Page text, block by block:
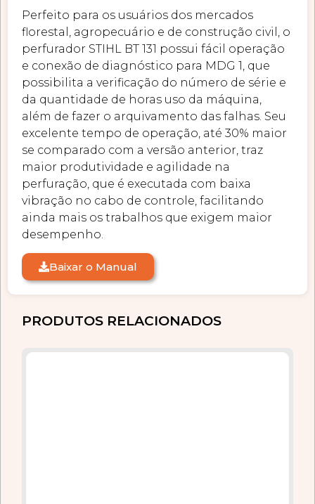
Perfeito para os usuários dos mercados
florestal, agropecuário e de construção civil, o
perfurador STIHL BT 131 possui fácil operação
e conexão de diagnóstico para MDG 1, que
possibilita a verificação do número de série e
da quantidade de horas uso da máquina,
além de fazer o arquivamento das falhas. Seu
excelente tempo de operação, até 30% maior
se comparado com a versão anterior, traz
maior produtividade e agilidade na
perfuração, que é executada com baixa
vibração no cabo de controle, facilitando
ainda mais os trabalhos que exigem maior
desempenho.
Baixar o Manual
PRODUTOS RELACIONADOS